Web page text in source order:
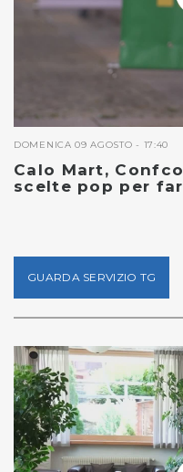
DOMENICA 09 AGOSTO - 17:40
Calo Mart,
scelte pop per
GUARDA SERVIZIO TG